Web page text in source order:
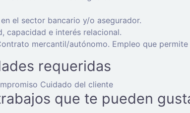
el sector bancario y/o asegurador.
capacidad e interés relacional.
mercantil/autónomo. Empleo que
requeridas
Cuidado del cliente
que te pueden